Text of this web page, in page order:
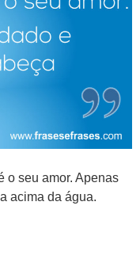
o seu amor. Apenas
acima da água.